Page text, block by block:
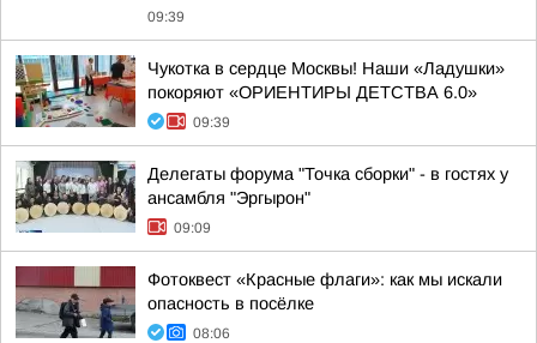
09:39
Чукотка в сердце Москвы! Наши «Ладушки»
покоряют «ОРИЕНТИРЫ ДЕТСТВА 6.0»
09:39
Делегаты форума "Точка сборки" - в гостях у
ансамбля "Эргырон"
09:09
Фотоквест «Красные флаги»: как мы искали
опасность в посёлке
08:06